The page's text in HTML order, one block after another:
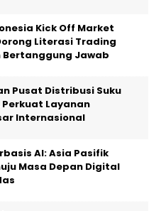
Kick Off Market
Literasi Trading
Bertanggung Jawab
Pusat Distribusi Suku
Layanan
Internasional
AI: Asia Pasifik
Masa Depan Digital